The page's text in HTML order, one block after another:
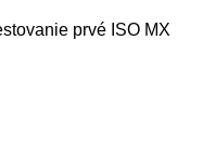
prvé ISO MX